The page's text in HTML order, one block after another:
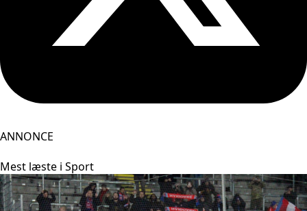
ANNONCE
Mest læste i Sport